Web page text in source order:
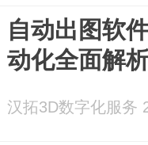
自动出图软
动化全面解
汉拓3D数字化服务